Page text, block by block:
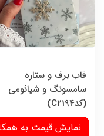
قاب برف و ستاره
سامسونگ و شیائومی
(کدC2194)
نمایش قیمت به